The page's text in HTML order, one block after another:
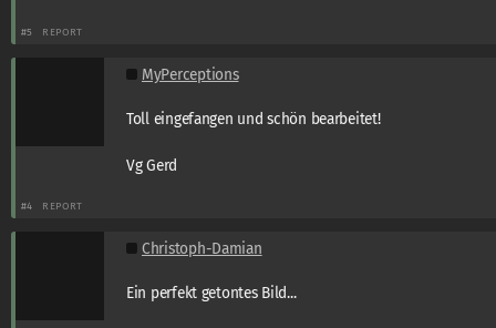
#5 REPORT
MyPerceptions
Toll eingefangen und schön bearbeitet!
Vg Gerd
#4 REPORT
Christoph-Damian
Ein perfekt getontes Bild...